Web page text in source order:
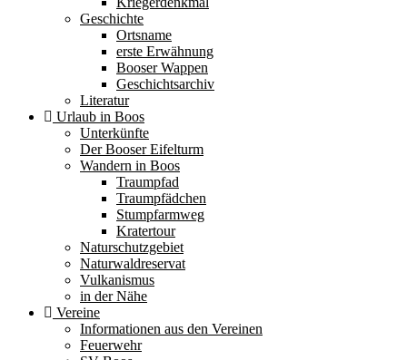
Geschichte
Ortsname
erste Erwähnung
Booser Wappen
Geschichtsarchiv
Literatur
Urlaub in Boos
Unterkünfte
Der Booser Eifelturm
Wandern in Boos
Traumpfad
Traumpfädchen
Stumpfarmweg
Kratertour
Naturschutzgebiet
Naturwaldreservat
Vulkanismus
in der Nähe
Vereine
Informationen aus den Vereinen
Feuerwehr